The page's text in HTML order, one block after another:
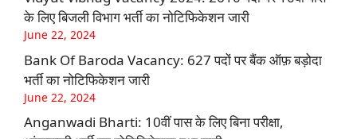
के लिए बिजली विभाग भर्ती का नोटिफिकेशन जारी
June 22, 2024
Bank Of Baroda Vacancy: 627 पदों पर बैंक ऑफ़ बड़ोदा
भर्ती का नोटिफिकेशन जारी
June 22, 2024
Anganwadi Bharti: 10वीं पास के लिए बिना परीक्षा,